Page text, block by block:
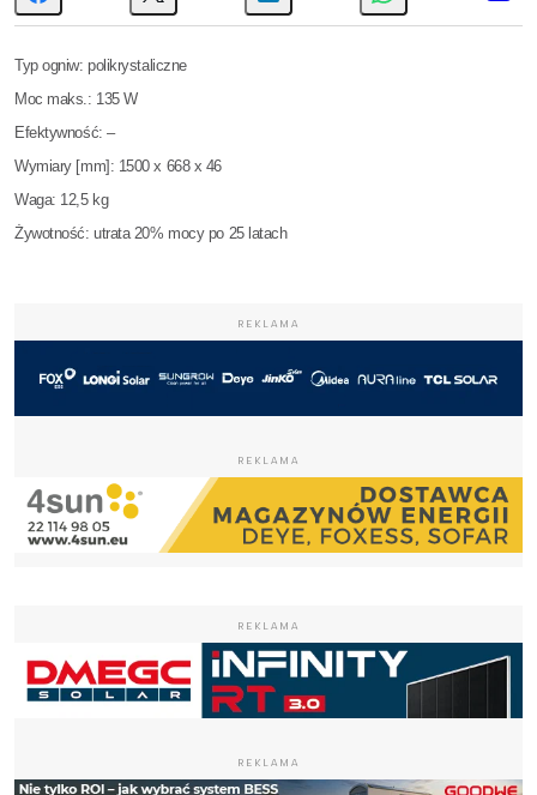
Typ ogniw: polikrystaliczne
Moc maks.: 135 W
Efektywność: –
Wymiary [mm]: 1500 x 668 x 46
Waga: 12,5 kg
Żywotność: utrata 20% mocy po 25 latach
REKLAMA
REKLAMA
REKLAMA
REKLAMA